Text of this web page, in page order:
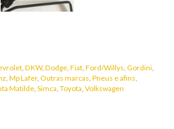
, DKW, Dodge, Fiat, Ford/Willys, Gordini,
, Mp Lafer, Outras marcas, Pneus e afins,
Matilde, Simca, Toyota, Volkswagen